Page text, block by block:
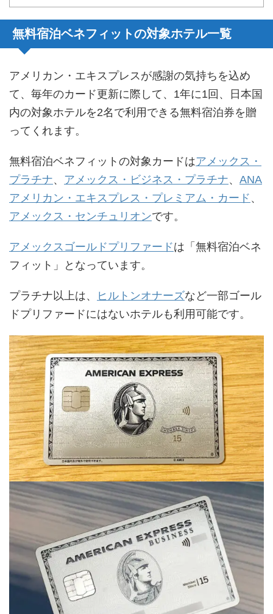
無料宿泊ベネフィットの対象ホテル一覧
アメリカン・エキスプレスが感謝の気持ちを込め
て、毎年のカード更新に際して、1年に1回、日本国
内の対象ホテルを2名で利用できる無料宿泊券を贈
ってくれます。
無料宿泊ベネフィットの対象カードはアメックス・
プラチナ、 アメックス・ビジネス・プラチナ、 ANA
アメリカン・エキスプレス・プレミアム・カード 、
アメックス・センチュリオンです。
アメックスゴールドプリファードは「無料宿泊ベネ
フィット」となっています。
プラチナ以上は、 ヒルトンオナーズなど一部ゴール
ドプリファードにはないホテルも利用可能です。